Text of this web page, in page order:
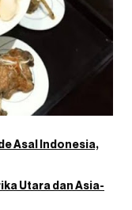
Asal Indonesia,
Utara dan Asia-